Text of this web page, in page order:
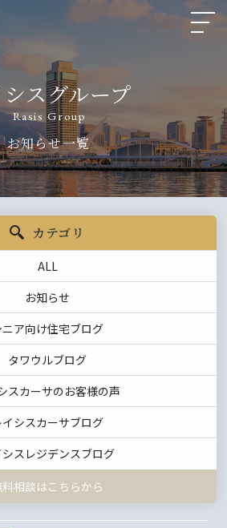
シスグループ
Rasis Group
お知らせ一覧
カテゴリ
ALL
お知らせ
ニア向け住宅ブログ
タワウルブログ
スカーサのお客様の声
イシスカーサブログ
シスレジデンスブログ
料相談はこちらから